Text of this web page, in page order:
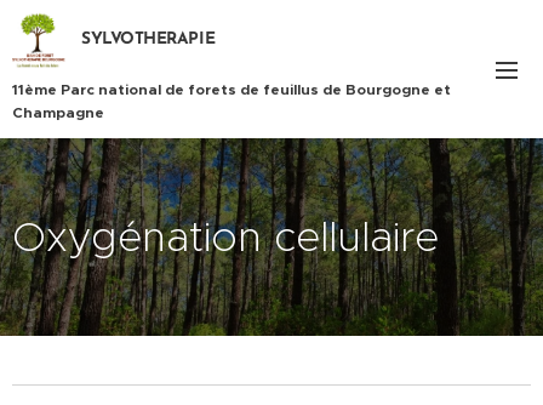
SYLVOTHERAPIE
11ème Parc national de forets de feuillus de Bourgogne et
Champagne
Oxygénation cellulaire